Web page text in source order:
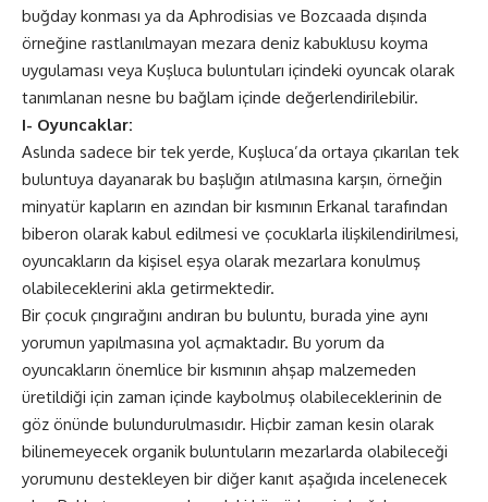
buğday konması ya da Aphrodisias ve Bozcaada dışında
örneğine rastlanılmayan mezara deniz kabuklusu koyma
uygulaması veya Kuşluca buluntuları içindeki oyuncak olarak
tanımlanan nesne bu bağlam içinde değerlendirilebilir.
I- Oyuncaklar:
Aslında sadece bir tek yerde, Kuşluca’da ortaya çıkarılan tek
buluntuya dayanarak bu başlığın atılmasına karşın, örneğin
minyatür kapların en azından bir kısmının Erkanal tarafından
biberon olarak kabul edilmesi ve çocuklarla ilişkilendirilmesi,
oyuncakların da kişisel eşya olarak mezarlara konulmuş
olabileceklerini akla getirmektedir.
Bir çocuk çıngırağını andıran bu buluntu, burada yine aynı
yorumun yapılmasına yol açmaktadır. Bu yorum da
oyuncakların önemlice bir kısmının ahşap malzemeden
üretildiği için zaman içinde kaybolmuş olabileceklerinin de
göz önünde bulundurulmasıdır. Hiçbir zaman kesin olarak
bilinemeyecek organik buluntuların mezarlarda olabileceği
yorumunu destekleyen bir diğer kanıt aşağıda incelenecek